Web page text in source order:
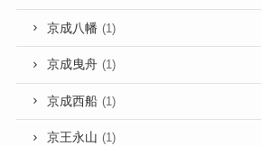
京成八幡 (1)
京成曳舟 (1)
京成西船 (1)
京王永山 (1)